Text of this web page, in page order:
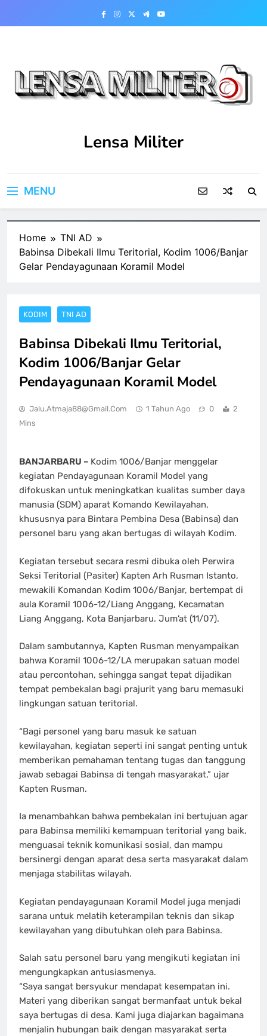
Lensa Militer
MENU
Home
TNI AD
Babinsa Dibekali Ilmu Teritorial, Kodim 1006/Banjar
Gelar Pendayagunaan Koramil Model
KODIM TNI AD
Babinsa Dibekali Ilmu Teritorial,
Kodim 1006/Banjar Gelar
Pendayagunaan Koramil Model
Jalu.atmaja88@gmail.com 1 Tahun Ago 0
2
Mins
BANJARBARU – Kodim 1006/Banjar menggelar
kegiatan Pendayagunaan Koramil Model yang
difokuskan untuk meningkatkan kualitas sumber daya
manusia (SDM) aparat Komando Kewilayahan,
khususnya para Bintara Pembina Desa (Babinsa) dan
personel baru yang akan bertugas di wilayah Kodim.
Kegiatan tersebut secara resmi dibuka oleh Perwira
Seksi Teritorial (Pasiter) Kapten Arh Rusman Istanto,
mewakili Komandan Kodim 1006/Banjar, bertempat di
aula Koramil 1006-12/Liang Anggang, Kecamatan
Liang Anggang, Kota Banjarbaru. Jum’at (11/07).
Dalam sambutannya, Kapten Rusman menyampaikan
bahwa Koramil 1006-12/LA merupakan satuan model
atau percontohan, sehingga sangat tepat dijadikan
tempat pembekalan bagi prajurit yang baru memasuki
lingkungan satuan teritorial.
“Bagi personel yang baru masuk ke satuan
kewilayahan, kegiatan seperti ini sangat penting untuk
memberikan pemahaman tentang tugas dan tanggung
jawab sebagai Babinsa di tengah masyarakat,” ujar
Kapten Rusman.
Ia menambahkan bahwa pembekalan ini bertujuan agar
para Babinsa memiliki kemampuan teritorial yang baik,
menguasai teknik komunikasi sosial, dan mampu
bersinergi dengan aparat desa serta masyarakat dalam
menjaga stabilitas wilayah.
Kegiatan pendayagunaan Koramil Model juga menjadi
sarana untuk melatih keterampilan teknis dan sikap
kewilayahan yang dibutuhkan oleh para Babinsa.
Salah satu personel baru yang mengikuti kegiatan ini
mengungkapkan antusiasmenya.
“Saya sangat bersyukur mendapat kesempatan ini.
Materi yang diberikan sangat bermanfaat untuk bekal
saya bertugas di desa. Kami juga diajarkan bagaimana
menjalin hubungan baik dengan masyarakat serta